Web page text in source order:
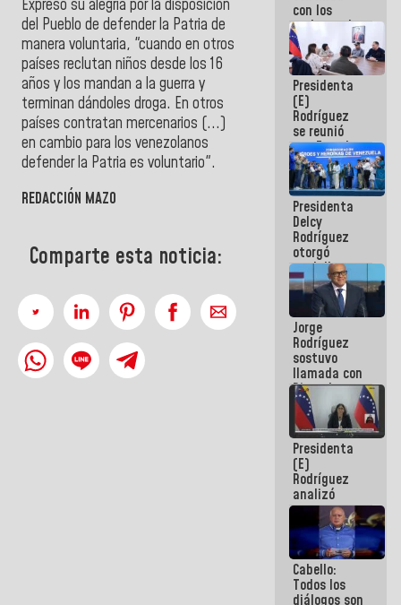
Expresó su alegría por la disposición
del Pueblo de defender la Patria de
manera voluntaria, "cuando en otros
países reclutan niños desde los 16
años y los mandan a la guerra y
terminan dándoles droga. En otros
países contratan mercenarios (...)
en cambio para los venezolanos
defender la Patria es voluntario".
REDACCIÓN MAZO
Comparte esta noticia:
con los
trabajos de
mantenimiento
e inspección
en la Línea 2
Presidenta
(E)
Rodríguez
se reunió
con Estado
Mayor
Eléctrico
para
abordar
planes de
acción
Presidenta
Delcy
Rodríguez
otorgó
medalla
"Héroe de
Venezuela"
a servidores
públicos
Jorge
Rodríguez
sostuvo
llamada con
Dinorah
Figuera y
acuerdan
primer
encuentro
presencial
para el
diálogo
Presidenta
(E)
Rodríguez
analizó
junto a
gobernadores
planes de
recuperación
del Sistema
Eléctrico
Cabello:
Todos los
diálogos son